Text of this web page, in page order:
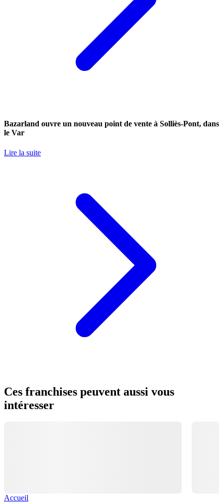
Bazarland ouvre un nouveau point de vente à Solliès-Pont, dans
le Var
Lire la suite
Ces franchises peuvent aussi vous
intéresser
Accueil